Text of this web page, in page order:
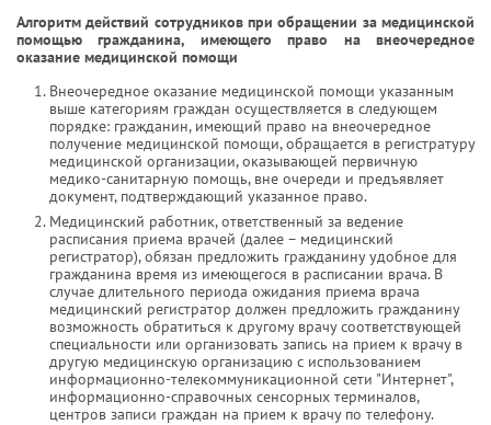
Алгоритм действий сотрудников при обращении за медицинской
помощью гражданина, имеющего право на внеочередное
оказание медицинской помощи
Внеочередное оказание медицинской помощи указанным
выше категориям граждан осуществляется в следующем
порядке: гражданин, имеющий право на внеочередное
получение медицинской помощи, обращается в регистратуру
медицинской организации, оказывающей первичную
медико-санитарную помощь, вне очереди и предъявляет
документ, подтверждающий указанное право.
Медицинский работник, ответственный за ведение
расписания приема врачей (далее – медицинский
регистратор), обязан предложить гражданину удобное для
гражданина время из имеющегося в расписании врача. В
случае длительного периода ожидания приема врача
медицинский регистратор должен предложить гражданину
возможность обратиться к другому врачу соответствующей
специальности или организовать запись на прием к врачу в
другую медицинскую организацию с использованием
информационно-телекоммуникационной сети "Интернет",
информационно-справочных сенсорных терминалов,
центров записи граждан на прием к врачу по телефону.